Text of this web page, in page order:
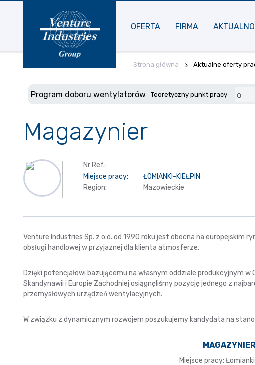
OFERTA FIRMA
Strona główna Aktualne oferty
Program doboru wentylatorów Teoretyczny punkt pracy Q
Magazynier
Nr Ref.:
Miejsce pracy:
ŁOMIANKI-KIEŁPIN
Region:
Mazowieckie
Venture Industries Sp. z o.o. od 1990 roku jest obecna na europejskim
obsługi handlowej w przyjaznej dla klienta atmosferze.
Dzięki potencjałowi bazującemu na własnym oddziale produkcyjnym
Skandynawii i Europie Zachodniej osiągnęliśmy pozycję jednego z
przemysłowych urządzeń wentylacyjnych.
W związku z dynamicznym rozwojem poszukujemy kandydata na
MAGAZYNIER
Miejsce pracy: